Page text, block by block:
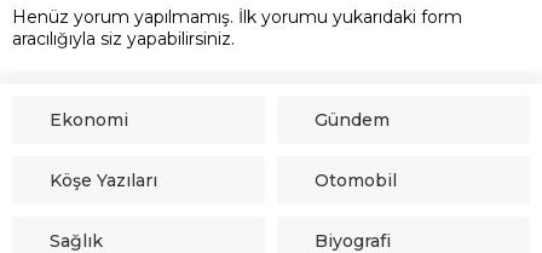
Henüz yorum yapılmamış. İlk yorumu yukarıdaki form
aracılığıyla siz yapabilirsiniz.
Ekonomi Gündem
Köşe Yazıları Otomobil
Sağlık Biyografi